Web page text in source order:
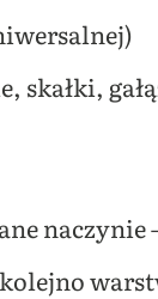
skałki,
kolejno